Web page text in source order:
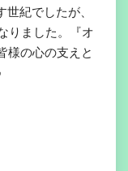
紀でしたが、
りました。『オ
様の心の支えと